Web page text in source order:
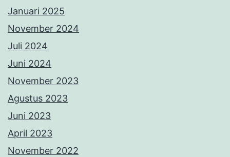
Januari 2025
November 2024
Juli 2024
Juni 2024
November 2023
Agustus 2023
Juni 2023
April 2023
November 2022